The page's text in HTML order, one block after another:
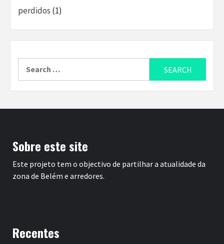
perdidos (1)
Sobre este site
Este projeto tem o objectivo de partilhar a atualidade da
zona de Belém e arredores.
Recentes